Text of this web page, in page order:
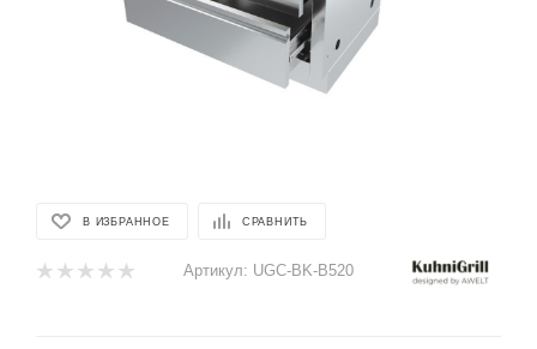
В ИЗБРАННОЕ СРАВНИТЬ
Артикул: UGC-BK-B520